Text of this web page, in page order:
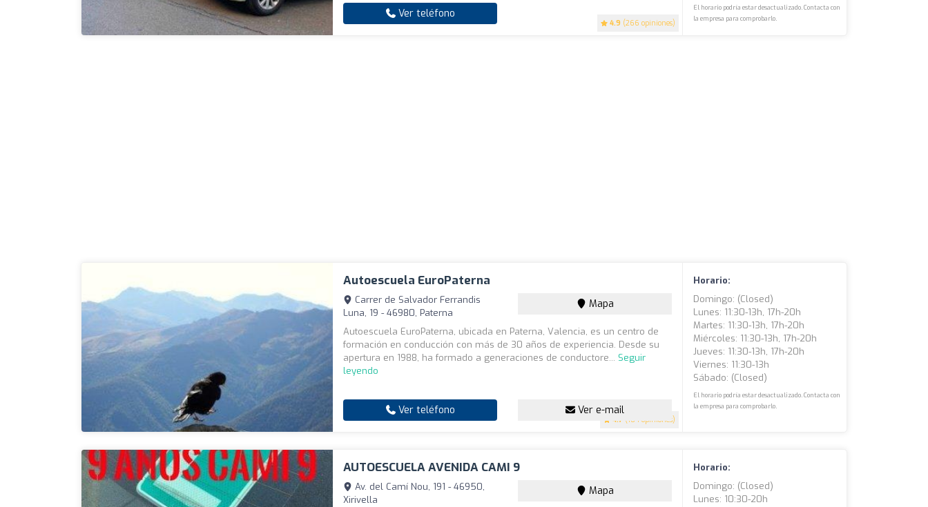
4.9 (266 opiniones)
Ver teléfono
El horario podría estar desactualizado. Contacta con
la empresa para comprobarlo.
Autoescuela EuroPaterna
4.7 (104 opiniones)
Carrer de Salvador Ferrandis
Luna, 19 - 46980, Paterna
Mapa
Autoescuela EuroPaterna, ubicada en Paterna, Valencia, es un centro de
formación en conducción con más de 30 años de experiencia. Desde su
apertura en 1988, ha formado a generaciones de conductore... Seguir
leyendo
Ver teléfono Ver e-mail
Horario:
Domingo: (closed)
Lunes: 11:30-13h, 17h-20h
Martes: 11:30-13h, 17h-20h
Miércoles: 11:30-13h, 17h-20h
Jueves: 11:30-13h, 17h-20h
Viernes: 11:30-13h
Sábado: (closed)
El horario podría estar desactualizado. Contacta con
la empresa para comprobarlo.
AUTOESCUELA AVENIDA CAMI 9
Av. del Camí Nou, 191 - 46950,
Xirivella
Mapa
Horario:
Domingo: (closed)
Lunes: 10:30-20h